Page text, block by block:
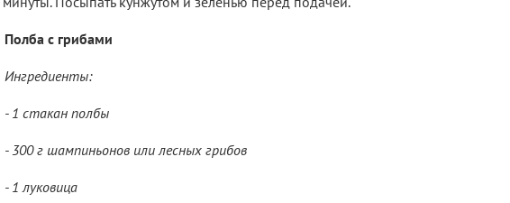
Полба с грибами
Ингредиенты:
- 1 стакан полбы
- 300 г шампиньонов или лесных грибов
- 1 луковица